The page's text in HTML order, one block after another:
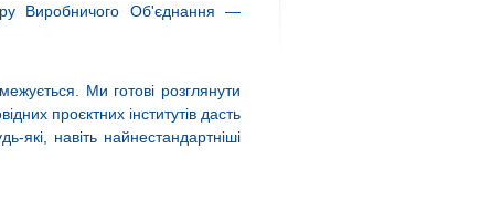
Виробничого Об'єднання —
Ми готові розглянути
проєктних інститутів дасть
які, навіть найнестандартніші